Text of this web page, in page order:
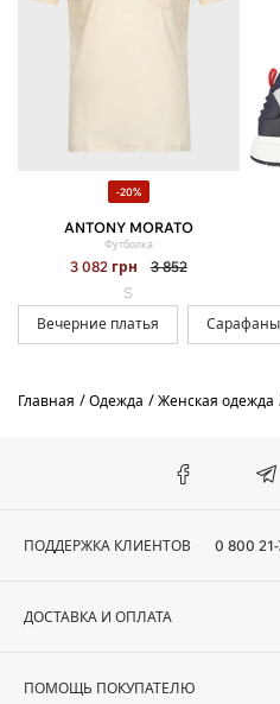
-20%
ANTONY MORATO
Футболка
3 082 грн
3 852
S
Вечерние платья Сарафаны
Главная Одежда Женская одежда
ПОДДЕРЖКА КЛИЕНТОВ 0 800
ДОСТАВКА И ОПЛАТА
ПОМОЩЬ ПОКУПАТЕЛЮ